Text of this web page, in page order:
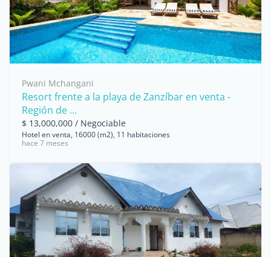
Pwani Mchangani
Resort frente a la playa de Zanzíbar en venta -
Región de ...
$ 13,000,000 / Negociable
Hotel en venta, 16000 (m2), 11 habitaciones
hace 7 meses